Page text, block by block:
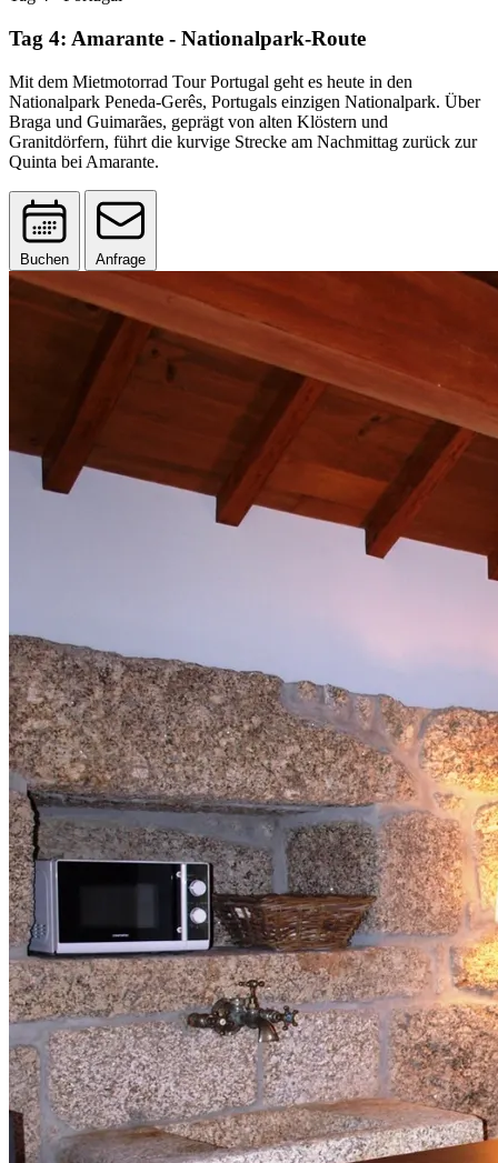
Tag 4: Amarante - Nationalpark-Route
Mit dem Mietmotorrad Tour Portugal geht es heute in den
Nationalpark Peneda-Gerês, Portugals einzigen Nationalpark. Über
Braga und Guimarães, geprägt von alten Klöstern und
Granitdörfern, führt die kurvige Strecke am Nachmittag zurück zur
Quinta bei Amarante.
Buchen Anfrage